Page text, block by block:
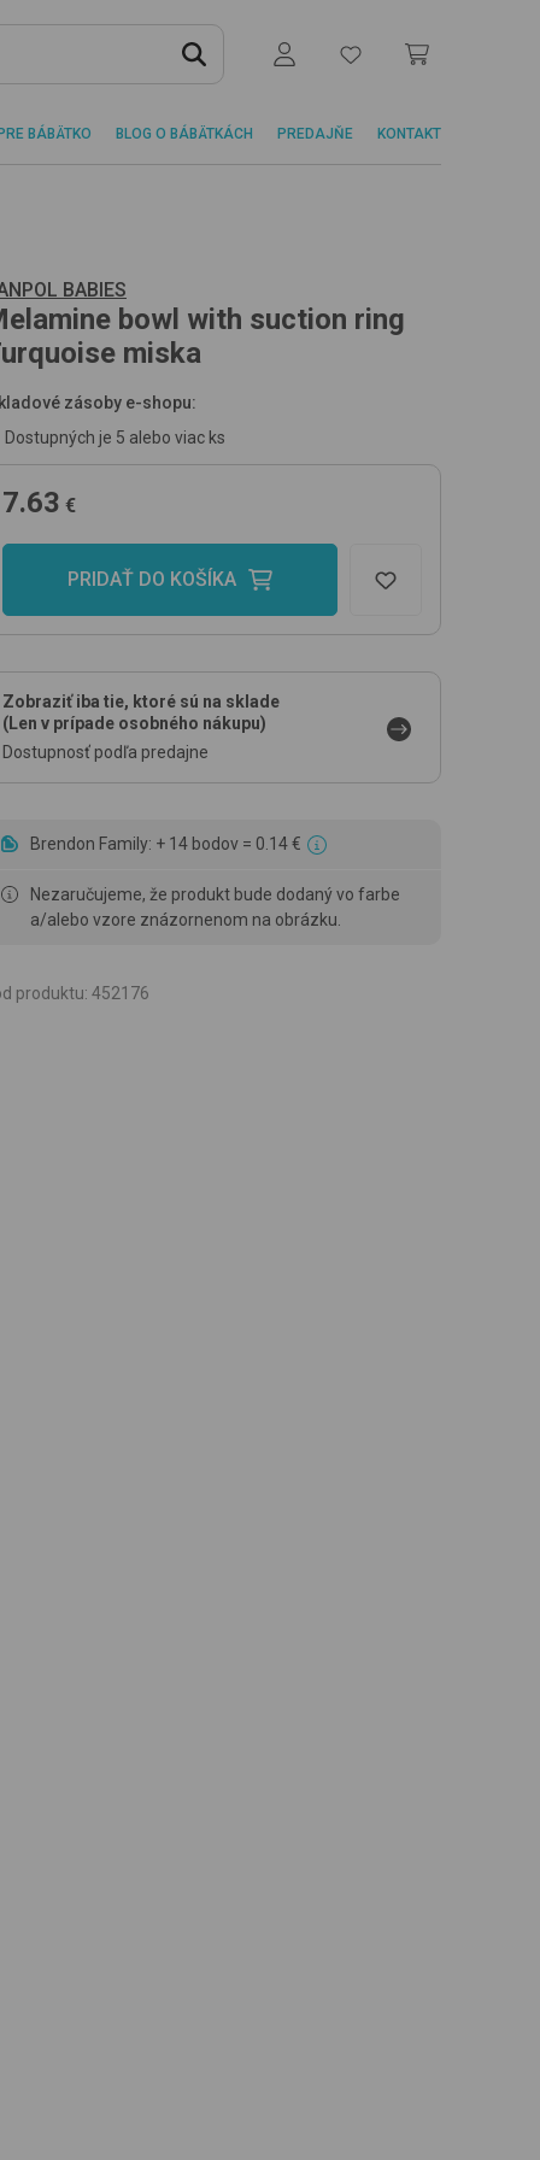
BÁBÄTKO BLOG O BÁBÄTKÁCH PREDAJŇE KONTAKT
BABIES
bowl with suction ring
miska
zásoby e-shopu:
Dostupných je 5 alebo viac ks
7.63 €
PRIDAŤ DO KOŠÍKA
Zobraziť iba tie, ktoré sú na sklade
(Len v prípade osobného nákupu)
Dostupnosť podľa predajne
Brendon Family: + 14 bodov = 0.14 €
Nezaručujeme, že produkt bude dodaný vo farbe
a/alebo vzore znázornenom na obrázku.
produktu: 452176